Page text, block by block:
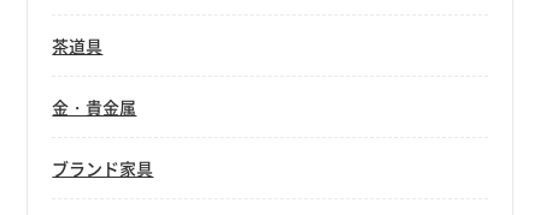
茶道具
金・貴金属
ブランド家具